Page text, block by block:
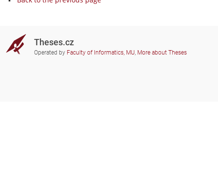
Theses.cz
Operated by Faculty of Informatics, MU, More about Theses